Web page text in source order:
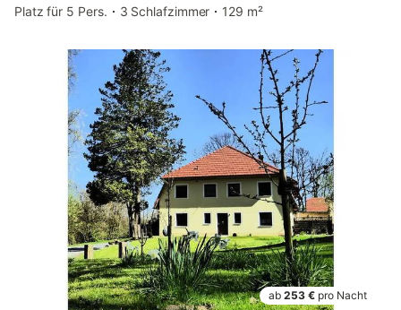
Platz für 5 Pers. 3 Schlafzimmer 129 m²
ab 253 € pro Nacht